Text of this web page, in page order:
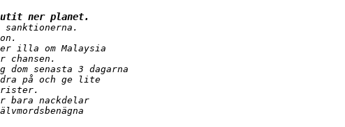
ner planet.
illa om Malaysia
senasta 3 dagarna
på och ge lite
nackdelar